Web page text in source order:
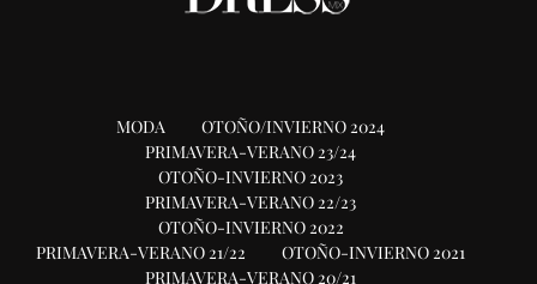
MODA
OTOÑO/INVIERNO 2024
PRIMAVERA-VERANO 23/24
OTOÑO-INVIERNO 2023
PRIMAVERA-VERANO 22/23
OTOÑO-INVIERNO 2022
PRIMAVERA-VERANO 21/22
OTOÑO-INVIERNO 2021
PRIMAVERA-VERANO 20/21